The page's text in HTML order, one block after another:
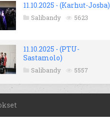
11.10.2025 - (Karhut-Josba)
Salibandy 5623
11.10.2025 - (PTU-
Sastamolo)
Salibandy 5557